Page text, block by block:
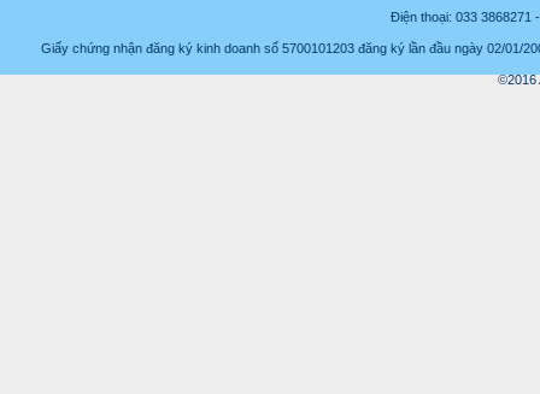
Điện thoại: 033 3868271
Giấy chứng nhận đăng ký kinh doanh số 5700101203 đăng ký lần đầu ngày 02/01/
©2016